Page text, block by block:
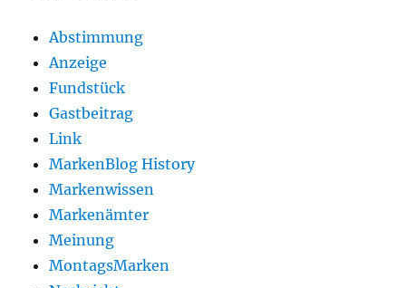
Abstimmung
Anzeige
Fundstück
Gastbeitrag
Link
MarkenBlog History
Markenwissen
Markenämter
Meinung
MontagsMarken